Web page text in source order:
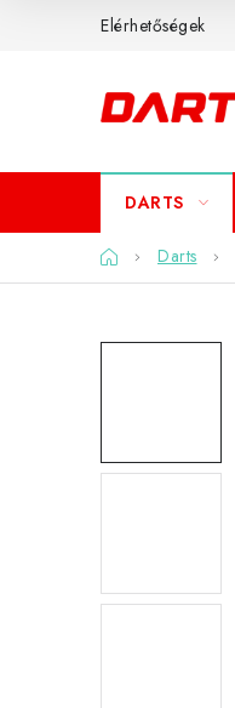
Elérhetőségek
DARTS
Kezdőlap
Darts